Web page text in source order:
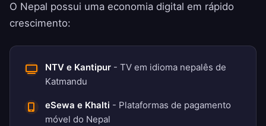
O Nepal possui uma economia digital em rápido
crescimento:
NTV e Kantipur - TV em idioma nepalês de
Katmandu
eSewa e Khalti - Plataformas de pagamento
móvel do Nepal